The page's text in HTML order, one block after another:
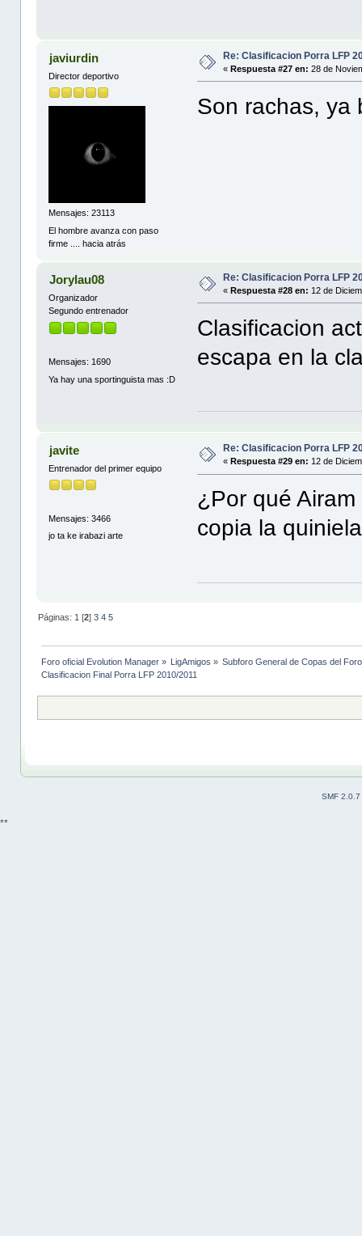
javiurdin
Director deportivo
Mensajes: 23113
El hombre avanza con paso
firme .... hacia atrás
Re: Clasificacion Porra LFP
«Respuesta #27 en: 28 de
Son rachas, ya
Jorylau08
Organizador
Segundo entrenador
Mensajes: 1690
Ya hay una sportinguista mas :D
Re: Clasificacion Porra LFP
«Respuesta #28 en: 12 de
Clasificacion
escapa en la
javite
Entrenador del primer equipo
Mensajes: 3466
jo ta ke irabazi arte
Re: Clasificacion Porra LFP
«Respuesta #29 en: 12 de
¿Por qué
copia la
Páginas: 1 [2] 3 4 5
Foro oficial Evolution Manager» LigAmigos » Subforo General de Copas del
Clasificacion Final Porra LFP 2010/2011
SMF 2.0.7
**